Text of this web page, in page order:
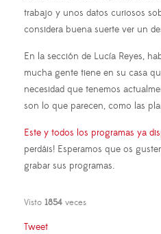
trabajo y unos datos curiosos
considera buena suerte ver un
En la sección de Lucía Reyes,
mucha gente tiene en su casa
necesidad que tenemos
son lo que parecen, como las
Este y todos los programas ya
perdáis! Esperamos que os
grabar sus programas.
Visto 1854 veces
Tweet